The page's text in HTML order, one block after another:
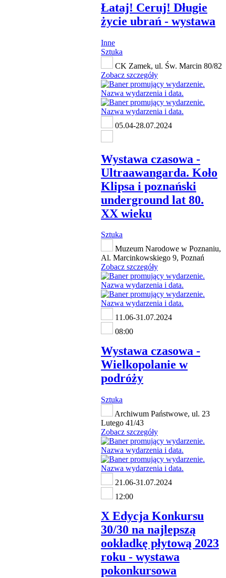
Łataj! Ceruj! Długie
życie ubrań - wystawa
Inne
Sztuka
CK Zamek, ul. Św. Marcin 80/82
Zobacz szczegóły
05.04-28.07.2024
Wystawa czasowa -
Ultraawangarda. Koło
Klipsa i poznański
underground lat 80.
XX wieku
Sztuka
Muzeum Narodowe w Poznaniu,
Al. Marcinkowskiego 9, Poznań
Zobacz szczegóły
11.06-31.07.2024
08:00
Wystawa czasowa -
Wielkopolanie w
podróży
Sztuka
Archiwum Państwowe, ul. 23
Lutego 41/43
Zobacz szczegóły
21.06-31.07.2024
12:00
X Edycja Konkursu
30/30 na najlepszą
ookładkę płytową 2023
roku - wystawa
pokonkursowa